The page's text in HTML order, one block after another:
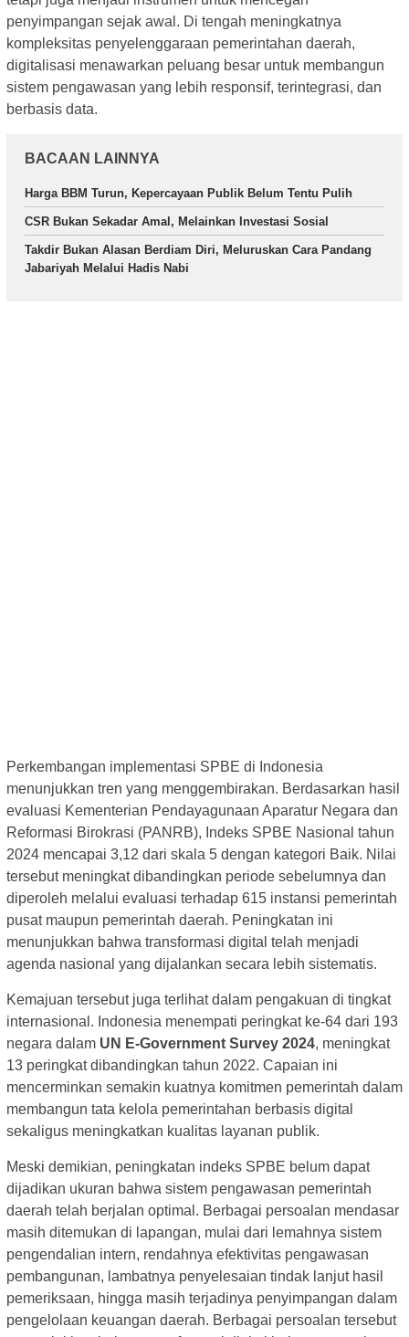
penyimpangan sejak awal. Di tengah meningkatnya
kompleksitas penyelenggaraan pemerintahan daerah,
digitalisasi menawarkan peluang besar untuk membangun
sistem pengawasan yang lebih responsif, terintegrasi, dan
berbasis data.
BACAAN LAINNYA
Harga BBM Turun, Kepercayaan Publik Belum Tentu Pulih
CSR Bukan Sekadar Amal, Melainkan Investasi Sosial
Takdir Bukan Alasan Berdiam Diri, Meluruskan Cara Pandang
Jabariyah Melalui Hadis Nabi
Perkembangan implementasi SPBE di Indonesia
menunjukkan tren yang menggembirakan. Berdasarkan hasil
evaluasi Kementerian Pendayagunaan Aparatur Negara dan
Reformasi Birokrasi (PANRB), Indeks SPBE Nasional tahun
2024 mencapai 3,12 dari skala 5 dengan kategori Baik. Nilai
tersebut meningkat dibandingkan periode sebelumnya dan
diperoleh melalui evaluasi terhadap 615 instansi pemerintah
pusat maupun pemerintah daerah. Peningkatan ini
menunjukkan bahwa transformasi digital telah menjadi
agenda nasional yang dijalankan secara lebih sistematis.
Kemajuan tersebut juga terlihat dalam pengakuan di tingkat
internasional. Indonesia menempati peringkat ke-64 dari 193
negara dalam UN E-Government Survey 2024, meningkat
13 peringkat dibandingkan tahun 2022. Capaian ini
mencerminkan semakin kuatnya komitmen pemerintah dalam
membangun tata kelola pemerintahan berbasis digital
sekaligus meningkatkan kualitas layanan publik.
Meski demikian, peningkatan indeks SPBE belum dapat
dijadikan ukuran bahwa sistem pengawasan pemerintah
daerah telah berjalan optimal. Berbagai persoalan mendasar
masih ditemukan di lapangan, mulai dari lemahnya sistem
pengendalian intern, rendahnya efektivitas pengawasan
pembangunan, lambatnya penyelesaian tindak lanjut hasil
pemeriksaan, hingga masih terjadinya penyimpangan dalam
pengelolaan keuangan daerah. Berbagai persoalan tersebut